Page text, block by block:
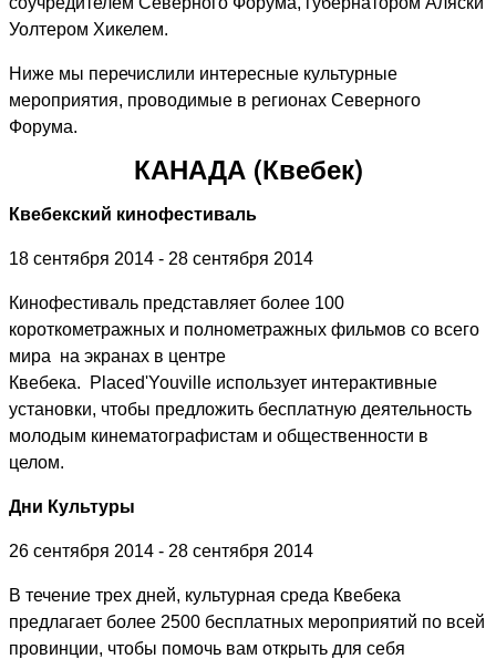
Уолтером Хикелем.
Ниже мы перечислили интересные культурные
мероприятия, проводимые в регионах Северного
Форума.
КАНАДА (Квебек)
Квебекский кинофестиваль
18 сентября 2014 - 28 сентября 2014
Кинофестиваль представляет более 100
короткометражных и полнометражных фильмов со всего
мира на экранах в центре
Квебека.
Placed'Youville использует интерактивные
установки, чтобы предложить бесплатную деятельность
молодым кинематографистам и общественности в
целом.
Дни Культуры
26 сентября 2014 - 28 сентября 2014
В течение трех дней, культурная среда Квебека
предлагает более 2500 бесплатных мероприятий по всей
провинции, чтобы помочь вам открыть для себя